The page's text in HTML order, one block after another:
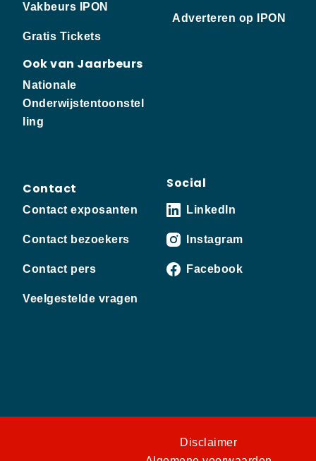
Vakbeurs IPON
Gratis Tickets
Ook van Jaarbeurs
Nationale
Onderwijstentoonstel
ling
Adverteren op IPON
Contact
Contact exposanten
Contact bezoekers
Contact pers
Veelgestelde vragen
Social
LinkedIn
Instagram
Facebook
Disclaimer